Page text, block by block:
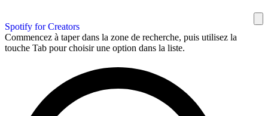
Spotify for Creators
Commencez à taper dans la zone de recherche, puis utilisez la
touche Tab pour choisir une option dans la liste.